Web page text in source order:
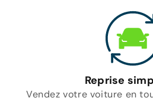
Reprise
Vendez votre voiture en